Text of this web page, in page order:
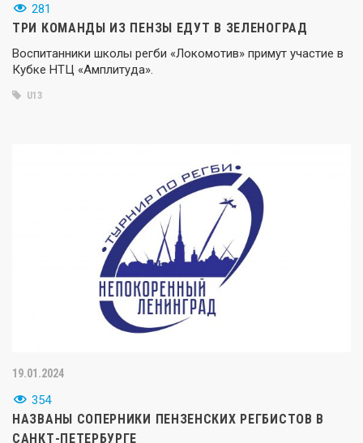
281
ТРИ КОМАНДЫ ИЗ ПЕНЗЫ ЕДУТ В ЗЕЛЕНОГРАД
Воспитанники школы регби «Локомотив» примут участие в
Кубке НТЦ «Амплитуда».
U13
19.01.2024
354
НАЗВАНЫ СОПЕРНИКИ ПЕНЗЕНСКИХ РЕГБИСТОВ В
САНКТ-ПЕТЕРБУРГЕ